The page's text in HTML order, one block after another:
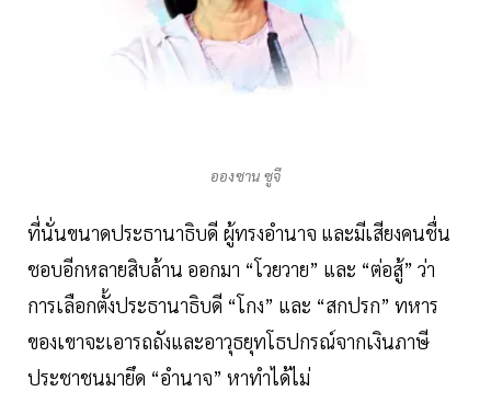
อองซาน ซูจี
ที่นั่นขนาดประธานาธิบดี ผู้ทรงอำนาจ และมีเสียงคนชื่น
ชอบอีกหลายสิบล้าน ออกมา “โวยวาย” และ “ต่อสู้” ว่า
การเลือกตั้งประธานาธิบดี “โกง” และ “สกปรก” ทหาร
ของเขาจะเอารถถังและอาวุธยุทโธปกรณ์จากเงินภาษี
ประชาชนมายึด “อำนาจ” หาทำได้ไม่